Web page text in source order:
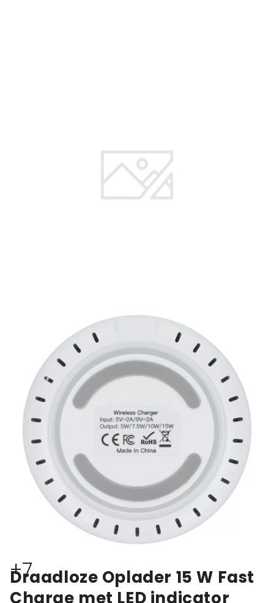
+7
Draadloze Oplader 15 W Fast
Charge met LED indicator